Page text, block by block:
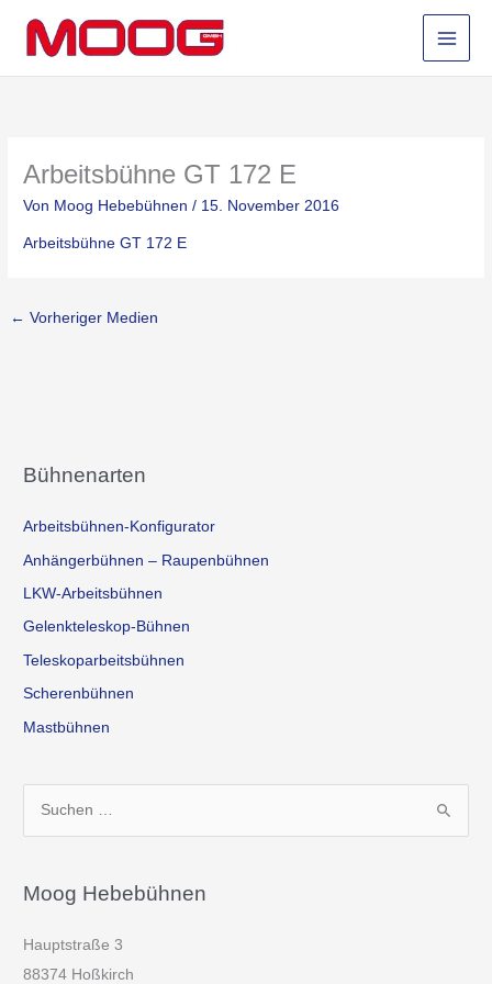
Inhalt
springen
Arbeitsbühne GT 172 E
Von Moog Hebebühnen/ 15. November 2016
Arbeitsbühne GT 172 E
← Vorheriger Medien
Bühnenarten
Arbeitsbühnen-Konfigurator
Anhängerbühnen – Raupenbühnen
LKW-Arbeitsbühnen
Gelenkteleskop-Bühnen
Teleskoparbeitsbühnen
Scherenbühnen
Mastbühnen
h
n
n
Moog Hebebühnen
Hauptstraße 3
88374 Hoßkirch